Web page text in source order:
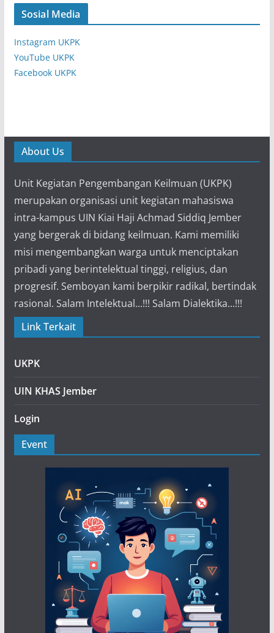
Sosial Media
Instagram UKPK
YouTube UKPK
Facebook UKPK
About Us
Unit Kegiatan Pengembangan Keilmuan (UKPK)
merupakan organisasi unit kegiatan mahasiswa
intra-kampus UIN Kiai Haji Achmad Siddiq Jember
yang bergerak di bidang keilmuan. Kami memiliki
misi mengembangkan warga untuk menciptakan
pribadi yang berintelektual tinggi, religius, dan
progresif. Semboyan kami berpikir radikal, bertindak
rasional. Salam Intelektual...!!! Salam Dialektika...!!!
Link Terkait
UKPK
UIN KHAS Jember
Login
Event